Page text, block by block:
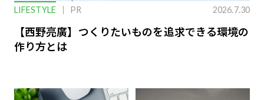
LIFESTYLE PR 2026.7.30
【西野亮廣】つくりたいものを追求できる環境の
作り方とは